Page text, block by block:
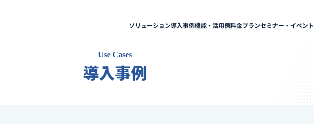
ソリューション導入事例機能・活用例料金プランセミナー・イベント
Use Cases
導入事例